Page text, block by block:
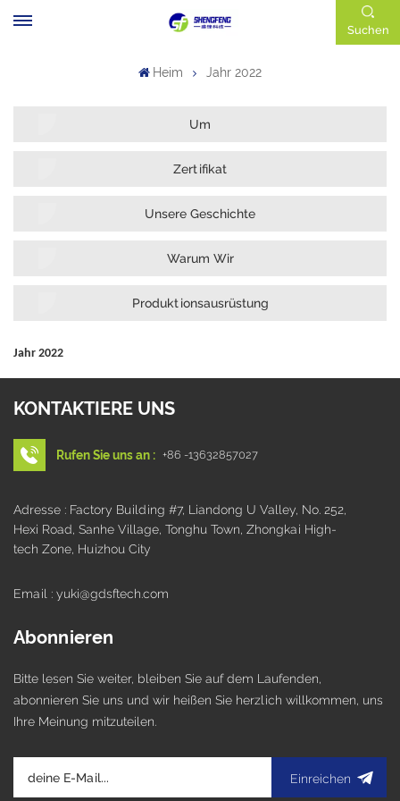
Suchen
Heim Jahr 2022
Um
Zertifikat
Unsere Geschichte
Warum Wir
Produktionsausrüstung
Jahr 2022
KONTAKTIERE UNS
Rufen Sie uns an : +86 -13632857027
Adresse : Factory Building #7, Liandong U Valley, No. 252,
Hexi Road, Sanhe Village, Tonghu Town, Zhongkai High-
tech Zone, Huizhou City
Email : yuki@gdsftech.com
Abonnieren
Bitte lesen Sie weiter, bleiben Sie auf dem Laufenden,
abonnieren Sie uns und wir heißen Sie herzlich willkommen, uns
Ihre Meinung mitzuteilen.
Einreichen